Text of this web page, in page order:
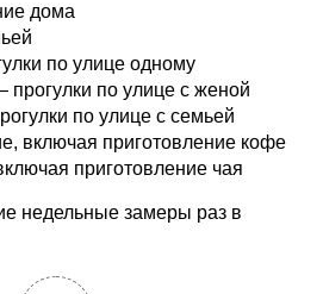
дома
по улице одному
прогулки по улице с женой
по улице с семьей
включая приготовление кофе
приготовление чая
недельные замеры раз в